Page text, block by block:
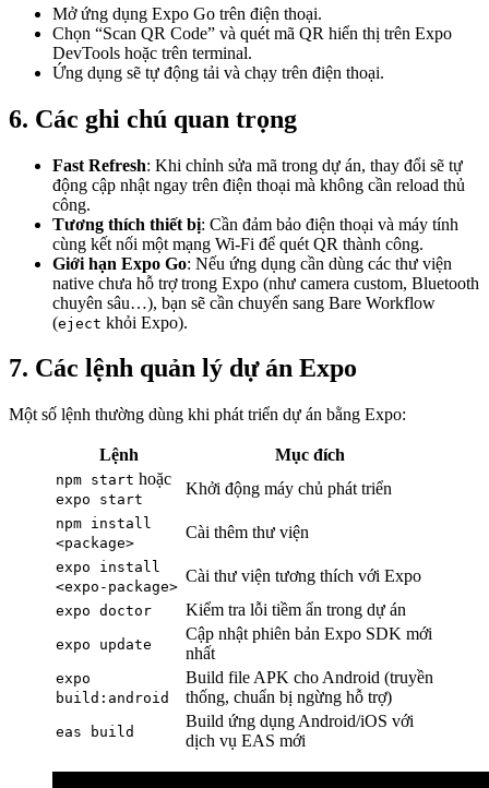
Mở ứng dụng Expo Go trên điện thoại.
Chọn “Scan QR Code” và quét mã QR hiển thị trên Expo
DevTools hoặc trên terminal.
Ứng dụng sẽ tự động tải và chạy trên điện thoại.
6. Các ghi chú quan trọng
Fast Refresh: Khi chỉnh sửa mã trong dự án, thay đổi sẽ tự
động cập nhật ngay trên điện thoại mà không cần reload thủ
công.
Tương thích thiết bị: Cần đảm bảo điện thoại và máy tính
cùng kết nối một mạng Wi-Fi để quét QR thành công.
Giới hạn Expo Go: Nếu ứng dụng cần dùng các thư viện
native chưa hỗ trợ trong Expo (như camera custom, Bluetooth
chuyên sâu…), bạn sẽ cần chuyển sang Bare Workflow
(eject khỏi Expo).
7. Các lệnh quản lý dự án Expo
Một số lệnh thường dùng khi phát triển dự án bằng Expo:
Lệnh Mục đích
npm start hoặc
expo start
Khởi động máy chủ phát triển
npm install
<package>
Cài thêm thư viện
expo install
<expo-package>
Cài thư viện tương thích với Expo
expo doctor Kiểm tra lỗi tiềm ẩn trong dự án
expo update
Cập nhật phiên bản Expo SDK mới
nhất
expo
build:android
Build file APK cho Android (truyền
thống, chuẩn bị ngừng hỗ trợ)
eas build
Build ứng dụng Android/iOS với
dịch vụ EAS mới